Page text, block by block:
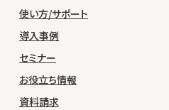
使い方/サポート
導入事例
セミナー
お役立ち情報
資料請求